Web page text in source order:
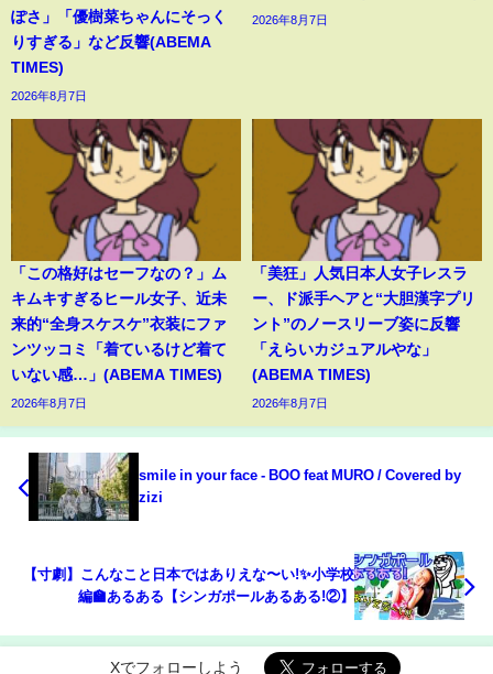
ぽさ」「優樹菜ちゃんにそっく
りすぎる」など反響(ABEMA
TIMES)
2026年8月7日
2026年8月7日
「この格好はセーフなの？」ム
キムキすぎるヒール女子、近未
来的“全身スケスケ”衣装にファ
ンツッコミ「着ているけど着て
いない感…」(ABEMA TIMES)
2026年8月7日
「美狂」人気日本人女子レスラ
ー、ド派手ヘアと“大胆漢字プリ
ント”のノースリーブ姿に反響
「えらいカジュアルやな」
(ABEMA TIMES)
2026年8月7日
smile in your face - BOO feat MURO / Covered by
zizi
【寸劇】こんなこと日本ではありえな〜い!✨小学校
編🏫あるある【シンガポールあるある!②】
Xでフォローしよう